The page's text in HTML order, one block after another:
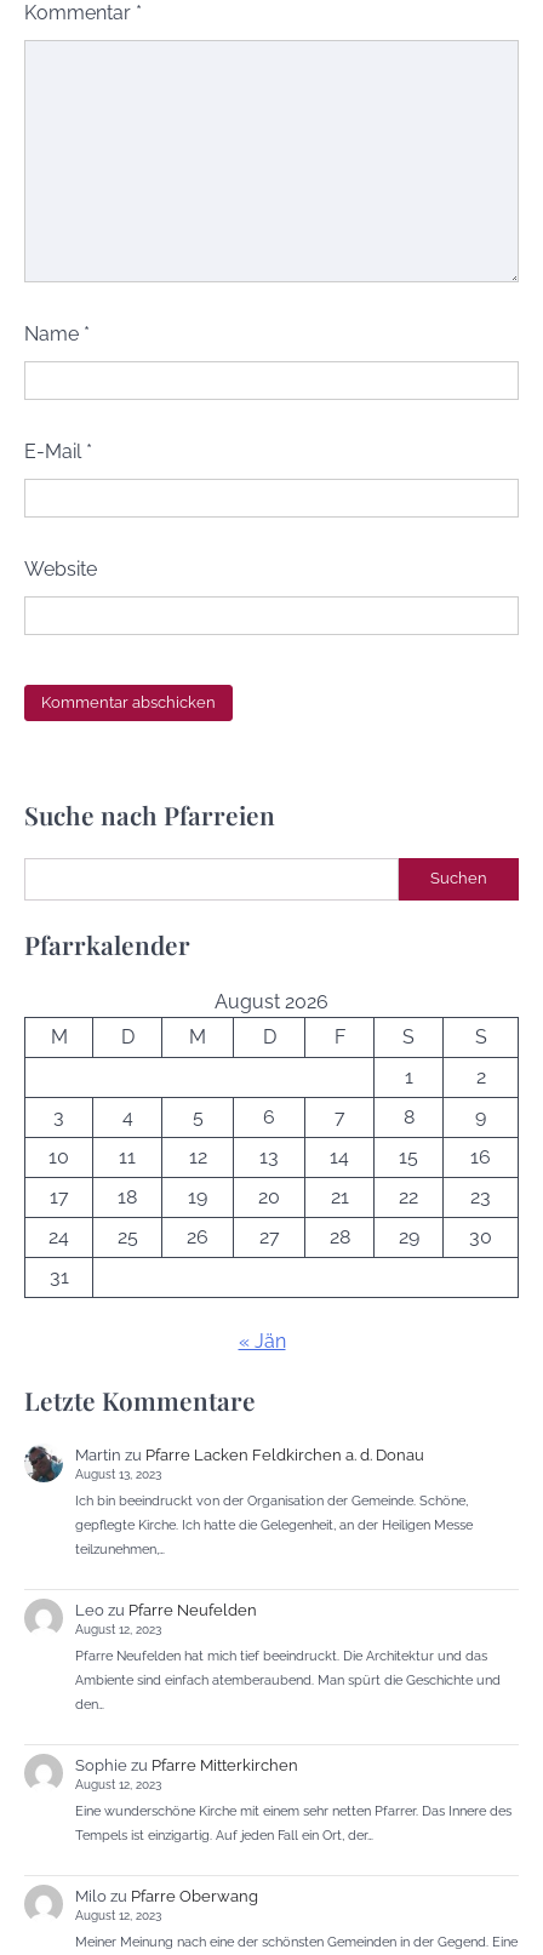
Kommentar *
Name *
E-Mail *
Website
Suche nach Pfarreien
Suchen
Pfarrkalender
August 2026
M
D M D F S
S
1
2
3
4 5 6 7 8
9
10
11 12 13 14 15
16
17
18 19 20 21 22
23
24
25 26 27 28 29
30
31
« Jän
Letzte Kommentare
Martin zu Pfarre Lacken Feldkirchen a. d. Donau
August 13, 2023
Ich bin beeindruckt von der Organisation der Gemeinde. Schöne,
gepflegte Kirche. Ich hatte die Gelegenheit, an der Heiligen Messe
teilzunehmen,…
Leozu Pfarre Neufelden
August 12, 2023
Pfarre Neufelden hat mich tief beeindruckt. Die Architektur und das
Ambiente sind einfach atemberaubend. Man spürt die Geschichte und
den…
Sophiezu Pfarre Mitterkirchen
August 12, 2023
Eine wunderschöne Kirche mit einem sehr netten Pfarrer. Das Innere des
Tempels ist einzigartig. Auf jeden Fall ein Ort, der…
Milozu Pfarre Oberwang
August 12, 2023
Meiner Meinung nach eine der schönsten Gemeinden in der Gegend. Eine